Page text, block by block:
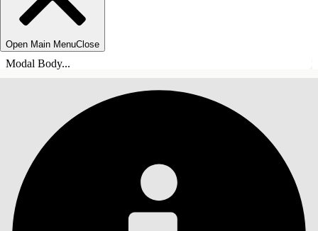
Open Main MenuClose
Modal Body...
SISÄLLYSLUETTELO